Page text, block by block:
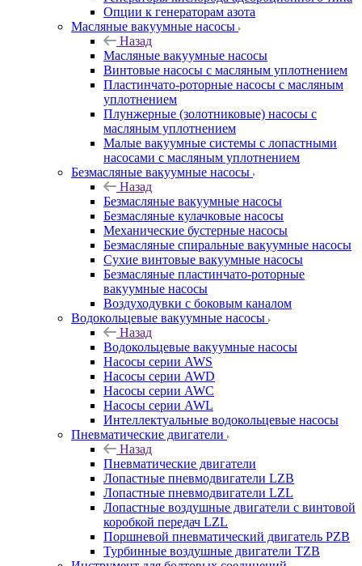
Опции к генераторам азота
Масляные вакуумные насосы
Назад
Масляные вакуумные насосы
Винтовые насосы с масляным уплотнением
Пластинчато-роторные насосы с масляным
уплотнением
Плунжерные (золотниковые) насосы с
масляным уплотнением
Малые вакуумные системы с лопастными
насосами с масляным уплотнением
Безмасляные вакуумные насосы
Назад
Безмасляные вакуумные насосы
Безмасляные кулачковые насосы
Механические бустерные насосы
Безмасляные спиральные вакуумные насосы
Сухие винтовые вакуумные насосы
Безмасляные пластинчато-роторные
вакуумные насосы
Воздуходувки с боковым каналом
Водокольцевые вакуумные насосы
Назад
Водокольцевые вакуумные насосы
Насосы серии AWS
Насосы серии AWD
Насосы серии AWC
Насосы серии AWL
Интеллектуальные водокольцевые насосы
Пневматические двигатели
Назад
Пневматические двигатели
Лопастные пневмодвигатели LZB
Лопастные пневмодвигатели LZL
Лопастные воздушные двигатели с винтовой
коробкой передач LZL
Поршневой пневматический двигатель PZB
Турбинные воздушные двигатели TZB